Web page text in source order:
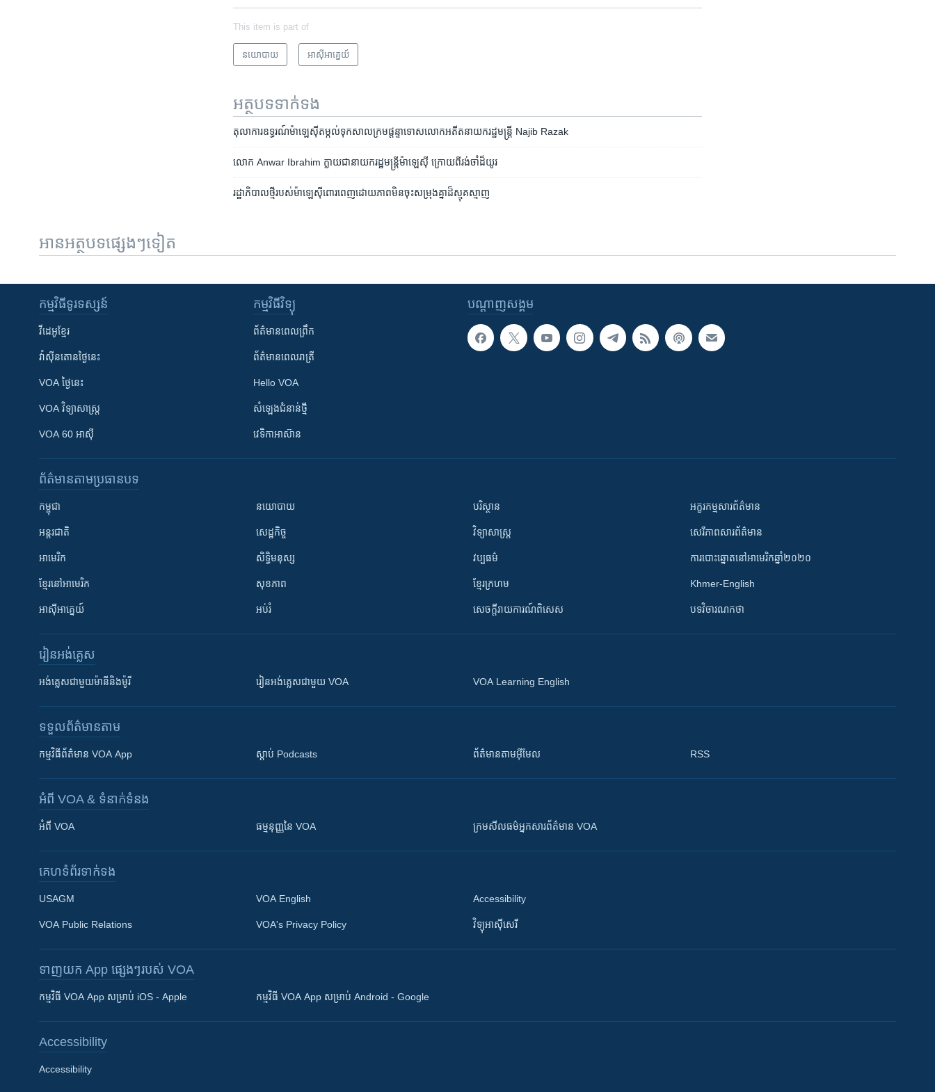
Khmer English
ភាសា
This item is part of
នយោបាយ អាស៊ី​អាគ្នេយ៍
អត្ថបទ​ទាក់ទង
តុលាការ​ឧទ្ធរណ៍​ម៉ាឡេស៊ី​តម្កល់ទុក​សាលក្រម​ផ្ដន្ទាទោស​លោក​អតីត​នាយករដ្ឋមន្ត្រី Najib Razak
លោក​ Anwar ​Ibrahim ក្លាយ​ជា​នាយករដ្ឋមន្ត្រី​ម៉ាឡេស៊ី ​ក្រោយ​ពី​រង់​ចាំ​ដ៏​យូរ​
រដ្ឋាភិបាល​ថ្មី​របស់​ម៉ាឡេស៊ី​ពោរពេញ​ដោយ​ភាព​មិន​ចុះ​សម្រុង​គ្នា​ដ៏​ស្មុគស្មាញ
អានអត្ថបទផ្សេងៗទៀត
បណ្តាញ​សង្គម
កម្មវិធី​ទូរទស្សន៍
វីដេអូ​ខ្មែរ
វ៉ាស៊ីនតោន​ថ្ងៃ​នេះ
VOA ថ្ងៃនេះ
VOA ​វិទ្យាសាស្ត្រ
VOA 60 អាស៊ី
កម្មវិធី​វិទ្យុ
ព័ត៌មាន​ពេល​ព្រឹក
ព័ត៌មាន​​ពេល​រាត្រី
Hello VOA
សំឡេង​ជំនាន់​ថ្មី
វេទិកា​អាស៊ាន
ព័ត៌មាន​តាមប្រធានបទ​
កម្ពុជា
អន្តរជាតិ
អាមេរិក
ខ្មែរ​នៅអាមេរិក
អាស៊ីអាគ្នេយ៍
នយោបាយ
សេដ្ឋកិច្ច
សិទ្ធិមនុស្ស
សុខភាព
អប់រំ
បរិស្ថាន
វិទ្យាសាស្រ្ត
វប្បធម៌
ខ្មែរក្រហម
សេចក្តីរាយការណ៍ពិសេស
អក្ខរកម្មសារព័ត៌មាន
សេរីភាពសារព័ត៌មាន
ការបោះឆ្នោតនៅអាមេរិកឆ្នាំ២០២០
Khmer-English
បទវិចារណកថា
រៀន​​អង់គ្លេស
អង់គ្លេស​ជាមួយ​ម៉ានី​និង​ម៉ូរី រៀន​​​​​​អង់គ្លេស​​ជាមួយ VOA VOA Learning English
ទទួល​ព័ត៌មាន​តាម
កម្មវិធី​ព័ត៌មាន VOA App ស្តាប់ Podcasts ព័ត៌មាន​តាម​អ៊ីមែល RSS
អំពី​ VOA & ទំនាក់ទំនង
អំពី​ VOA ធម្មនុញ្ញ​នៃ VOA ក្រម​​​សីលធម៌​​​អ្នក​​​សារព័ត៌មាន VOA
គេហទំព័រ​​ទាក់ទង
USAGM
VOA Public Relations
VOA English
VOA's Privacy Policy
Accessibility
វិទ្យុ​អាស៊ី​សេរី
ទាញយក​ App ផ្សេងៗ​របស់​ VOA
កម្មវិធី​ VOA App សម្រាប់ iOS - Apple កម្មវិធី​ VOA App សម្រាប់ Android - Google
Accessibility
Accessibility